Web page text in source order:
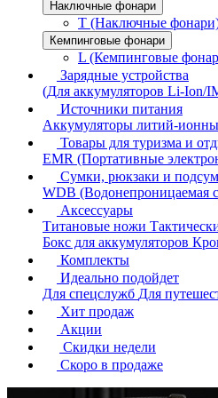
Наключные фонари
T (Наключные
Кемпинговые фонари
L (Кемпинговые
Зарядные устройства
(Для аккумуляторов Li-
Источники питания
Аккумуляторы литий-
Товары для туризма и
EMR (Портативные
Сумки, рюкзаки и
WDB (Водонепроницаемая
Аксессуары
Титановые ножи
Бокс для аккумуляторов
Комплекты
Идеально подойдет
Для спецслужб Для
Хит продаж
Акции
Скидки недели
Скоро в продаже